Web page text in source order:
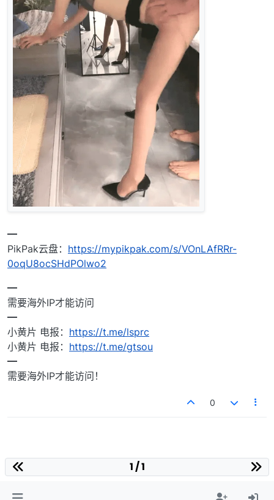
━
PikPak云盘： https://mypikpak.com/s/VOnLAfRRr-
0oqU8ocSHdPOlwo2
━
需要海外IP才能访问
━
小黄片 电报： https://t.me/lsprc
小黄片 电报： https://t.me/gtsou
━
需要海外IP才能访问！
0
1 / 1